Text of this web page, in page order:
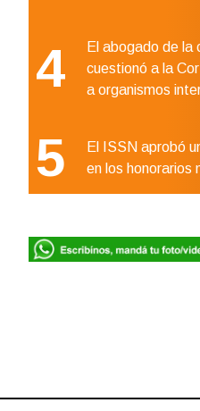
4
El abogado de la
cuestionó a la
a organismos
5
El ISSN aprobó
en los honorarios